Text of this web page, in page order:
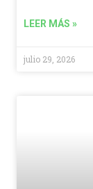
LEER MÁS »
julio 29, 2026